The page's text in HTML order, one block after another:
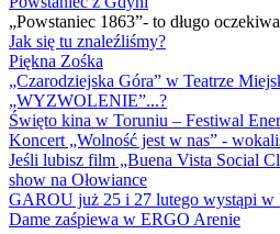
„Powstaniec 1863”- to długo
Jak się tu znaleźliśmy?
Piękna Zośka
„Czarodziejska Góra” w Teatrze
„WYZWOLENIE”...?
Święto kina w Toruniu – Festiwal
Koncert „Wolność jest w nas” -
Jeśli lubisz film „Buena Vista Social
show na Ołowiance
GAROU już 25 i 27 lutego wystąpi w
Dame zaśpiewa w ERGO Arenie